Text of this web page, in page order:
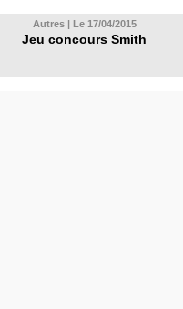
Autres | Le 17/04/2015
Jeu concours Smith